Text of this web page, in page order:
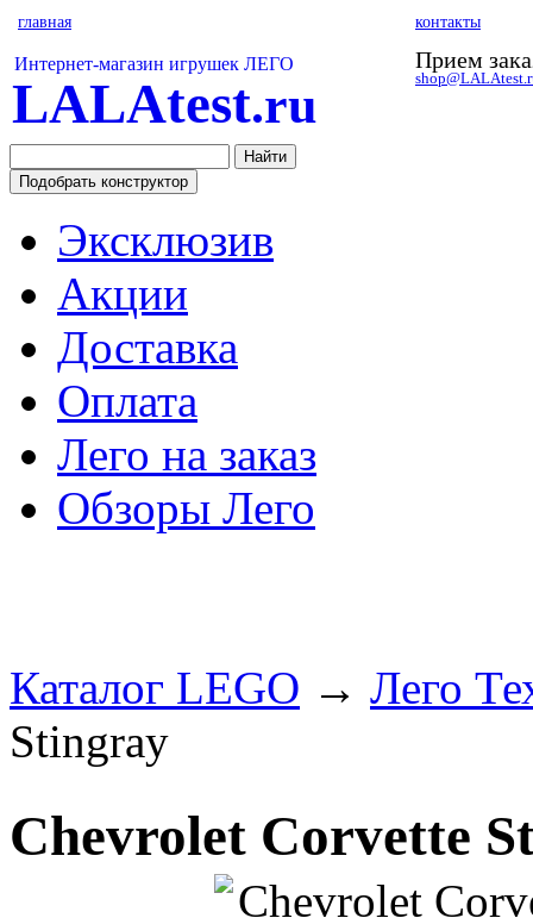
главная контакты
Интернет-магазин игрушек ЛЕГО
LALAtest.ru
Прием
Эксклюзив
Акции
Доставка
Оплата
Лего на заказ
Обзоры Лего
Каталог LEGO → Лего
Stingray
Chevrolet Corvette